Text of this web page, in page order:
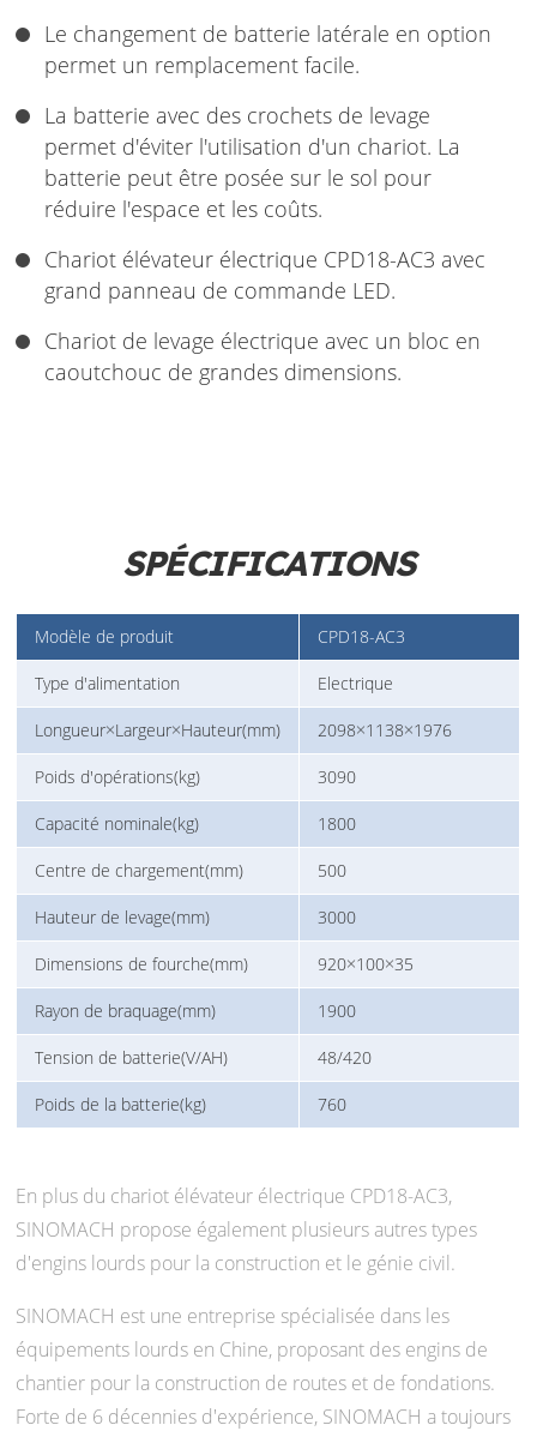
Le changement de batterie latérale en option
permet un remplacement facile.
La batterie avec des crochets de levage
permet d'éviter l'utilisation d'un chariot. La
batterie peut être posée sur le sol pour
réduire l'espace et les coûts.
Chariot élévateur électrique CPD18-AC3 avec
grand panneau de commande LED.
Chariot de levage électrique avec un bloc en
caoutchouc de grandes dimensions.
SPÉCIFICATIONS
Modèle de produit CPD18-AC3
Type d'alimentation Electrique
Longueur×Largeur×Hauteur(mm) 2098×1138×1976
Poids d'opérations(kg) 3090
Capacité nominale(kg) 1800
Centre de chargement(mm) 500
Hauteur de levage(mm) 3000
Dimensions de fourche(mm) 920×100×35
Rayon de braquage(mm) 1900
Tension de batterie(V/AH) 48/420
Poids de la batterie(kg) 760
En plus du chariot élévateur électrique CPD18-AC3,
SINOMACH propose également plusieurs autres types
d'engins lourds pour la construction et le génie civil.
SINOMACH est une entreprise spécialisée dans les
équipements lourds en Chine, proposant des engins de
chantier pour la construction de routes et de fondations.
Forte de 6 décennies d'expérience, SINOMACH a toujours